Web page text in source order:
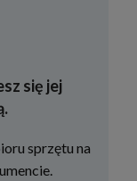
się jej
sprzętu na